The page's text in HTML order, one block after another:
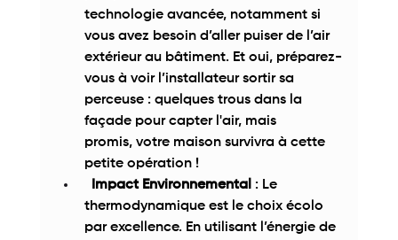
technologie avancée, notamment si
vous avez besoin d’aller puiser de l’air
extérieur au bâtiment. Et oui, préparez-
vous à voir l’installateur sortir sa
perceuse : quelques trous dans la
façade pour capter l'air, mais
promis, votre maison survivra à cette
petite opération !
Impact Environnemental : Le
thermodynamique est le choix écolo
par excellence. En utilisant l’énergie de